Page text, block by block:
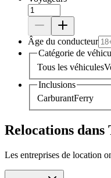
Âge du conducteur
Catégorie de
Tous les véhicules
Inclusions
CarburantFerry
Relocations dans
Les entreprises de location